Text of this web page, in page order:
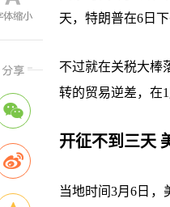
天，特朗普在6日
不过就在关税大棒
转的贸易逆差，在
开征不到三天
当地时间3月6日